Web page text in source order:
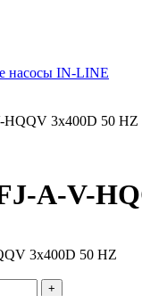
насосы IN-LINE
HQQV 3x400D 50 HZ
A-V-
+